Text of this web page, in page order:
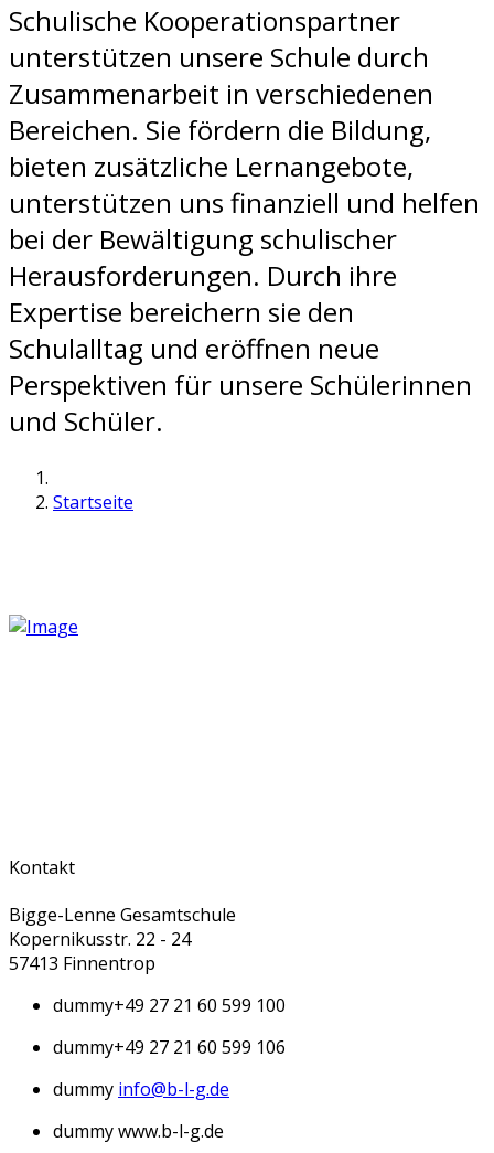
Schulische Kooperationspartner
unterstützen unsere Schule durch
Zusammenarbeit in verschiedenen
Bereichen. Sie fördern die Bildung,
bieten zusätzliche Lernangebote,
unterstützen uns finanziell und helfen
bei der Bewältigung schulischer
Herausforderungen. Durch ihre
Expertise bereichern sie den
Schulalltag und eröffnen neue
Perspektiven für unsere Schülerinnen
und Schüler.
Startseite
Kontakt
Bigge-Lenne Gesamtschule
Kopernikusstr. 22 - 24
57413 Finnentrop
dummy+49 27 21 60 599 100
dummy+49 27 21 60 599 106
dummy info@b-l-g.de
dummywww.b-l-g.de